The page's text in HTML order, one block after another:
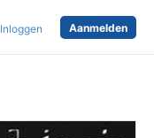
Inloggen Aanmelden